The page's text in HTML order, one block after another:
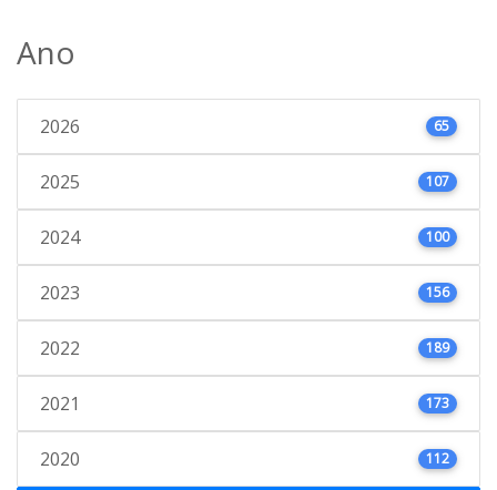
Ano
2026 65
2025 107
2024 100
2023 156
2022 189
2021 173
2020 112